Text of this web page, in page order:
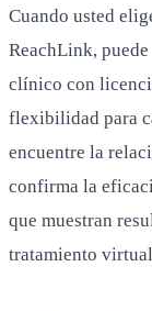
Cuando usted
ReachLink,
clínico con
flexibilidad para
encuentre la
confirma la
que muestran
tratamiento